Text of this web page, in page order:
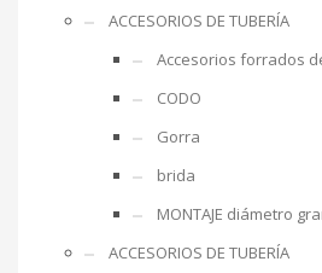
ACCESORIOS DE TUBERÍA
Accesorios forrados
CODO
Gorra
brida
MONTAJE diámetro
ACCESORIOS DE TUBERÍA